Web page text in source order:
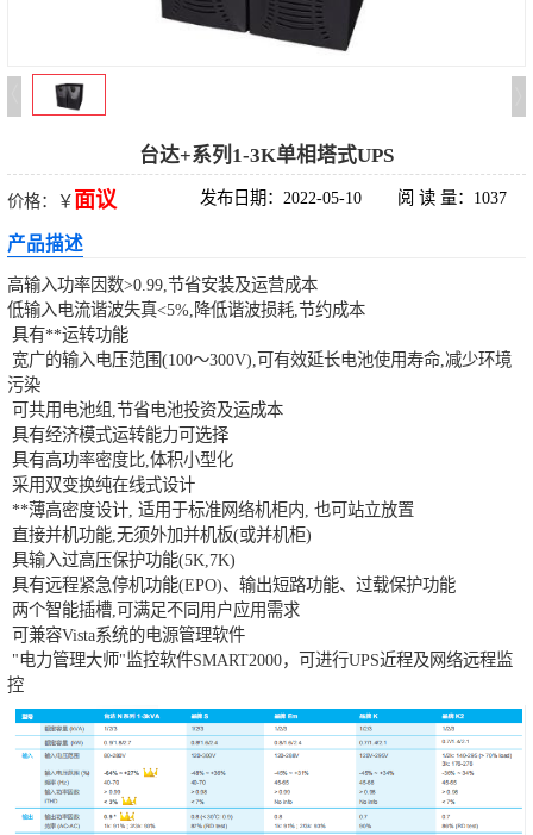
台达+系列1-3K单相塔式UPS
价格：￥面议 发布日期：2022-05-10 阅 读 量：1037
产品描述
高输入功率因数>0.99,节省安装及运营成本
低输入电流谐波失真<5%,降低谐波损耗,节约成本
具有**运转功能
宽广的输入电压范围(100～300V),可有效延长电池使用寿命,减少环境
污染
可共用电池组,节省电池投资及运成本
具有经济模式运转能力可选择
具有高功率密度比,体积小型化
采用双变换纯在线式设计
**薄高密度设计, 适用于标准网络机柜内, 也可站立放置
直接并机功能,无须外加并机板(或并机柜)
具输入过高压保护功能(5K,7K)
具有远程紧急停机功能(EPO)、输出短路功能、过载保护功能
两个智能插槽,可满足不同用户应用需求
可兼容Vista系统的电源管理软件
"电力管理大师"监控软件SMART2000，可进行UPS近程及网络远程监
控
施耐德UPS电源
松下蓄电池
德国阳光蓄电池
台达UPS电源
UPS电源蓄电池
EPS直流屏蓄电
池